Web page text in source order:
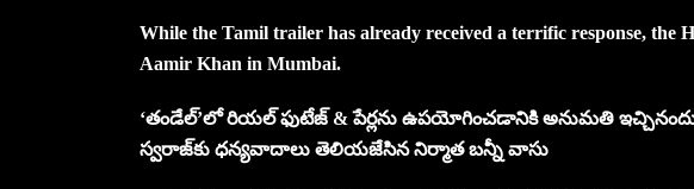
While the Tamil trailer has already received a terrific response, the
Aamir Khan in Mumbai.
‘తండేల్‌’లో రియల్ ఫుటేజ్ & పేర్లను ఉపయోగించడానికి అనుమతి
స్వరాజ్‌కు ధన్యవాదాలు తెలియజేసిన నిర్మాత బన్నీ వాసు